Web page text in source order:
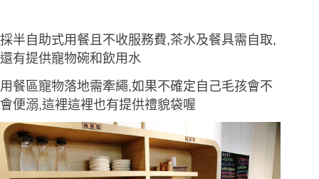
採半自助式用餐且不收服務費,茶水及餐具需自取,
還有提供寵物碗和飲用水
用餐區寵物落地需牽繩,如果不確定自己毛孩會不
會便溺,這裡這裡也有提供禮貌袋喔